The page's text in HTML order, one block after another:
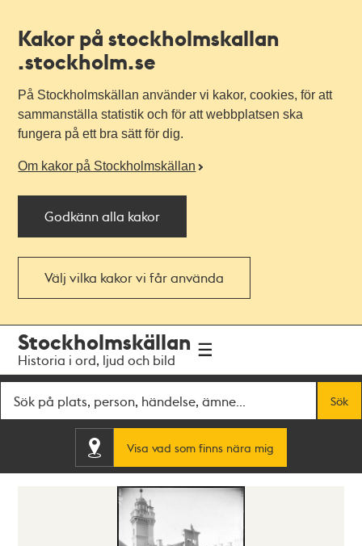
Kakor på stockholmskallan
.stockholm.se
På Stockholmskällan använder vi kakor, cookies, för att
sammanställa statistik och för att webbplatsen ska
fungera på ett bra sätt för dig.
Om kakor på Stockholmskällan
Godkänn alla kakor
Välj vilka kakor vi får använda
navigationen
huvudinnehållet
Stockholmskällan
Historia i ord, ljud och bild
Sök
Visa vad som finns nära mig